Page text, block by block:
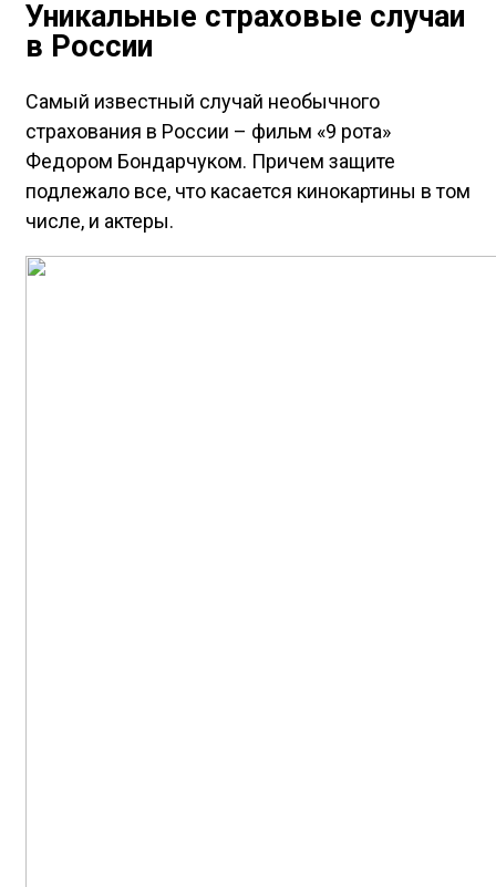
Уникальные страховые случаи
в России
Самый известный случай необычного
страхования в России – фильм «9 рота»
Федором Бондарчуком. Причем защите
подлежало все, что касается кинокартины в том
числе, и актеры.